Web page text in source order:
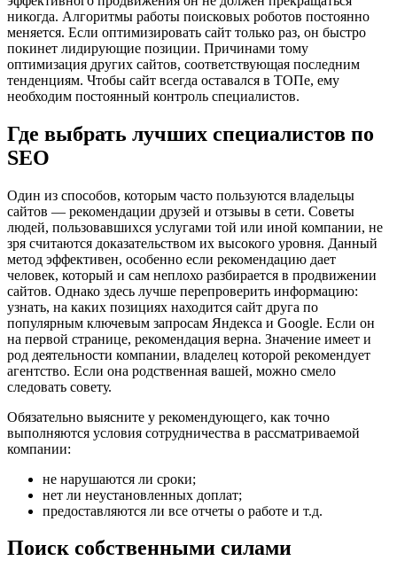
никогда. Алгоритмы работы поисковых роботов постоянно
меняется. Если оптимизировать сайт только раз, он быстро
покинет лидирующие позиции. Причинами тому
оптимизация других сайтов, соответствующая последним
тенденциям. Чтобы сайт всегда оставался в ТОПе, ему
необходим постоянный контроль специалистов.
Где выбрать лучших специалистов по
SEO
Один из способов, которым часто пользуются владельцы
сайтов — рекомендации друзей и отзывы в сети. Советы
людей, пользовавшихся услугами той или иной компании, не
зря считаются доказательством их высокого уровня. Данный
метод эффективен, особенно если рекомендацию дает
человек, который и сам неплохо разбирается в продвижении
сайтов. Однако здесь лучше перепроверить информацию:
узнать, на каких позициях находится сайт друга по
популярным ключевым запросам Яндекса и Google. Если он
на первой странице, рекомендация верна. Значение имеет и
род деятельности компании, владелец которой рекомендует
агентство. Если она родственная вашей, можно смело
следовать совету.
Обязательно выясните у рекомендующего, как точно
выполняются условия сотрудничества в рассматриваемой
компании:
не нарушаются ли сроки;
нет ли неустановленных доплат;
предоставляются ли все отчеты о работе и т.д.
Поиск собственными силами